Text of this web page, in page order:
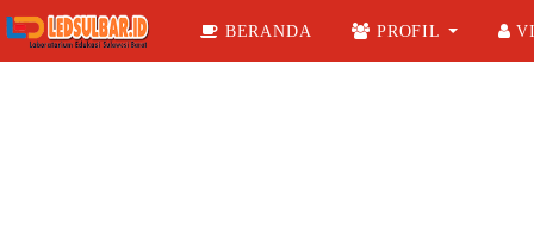
BERANDA PROFIL